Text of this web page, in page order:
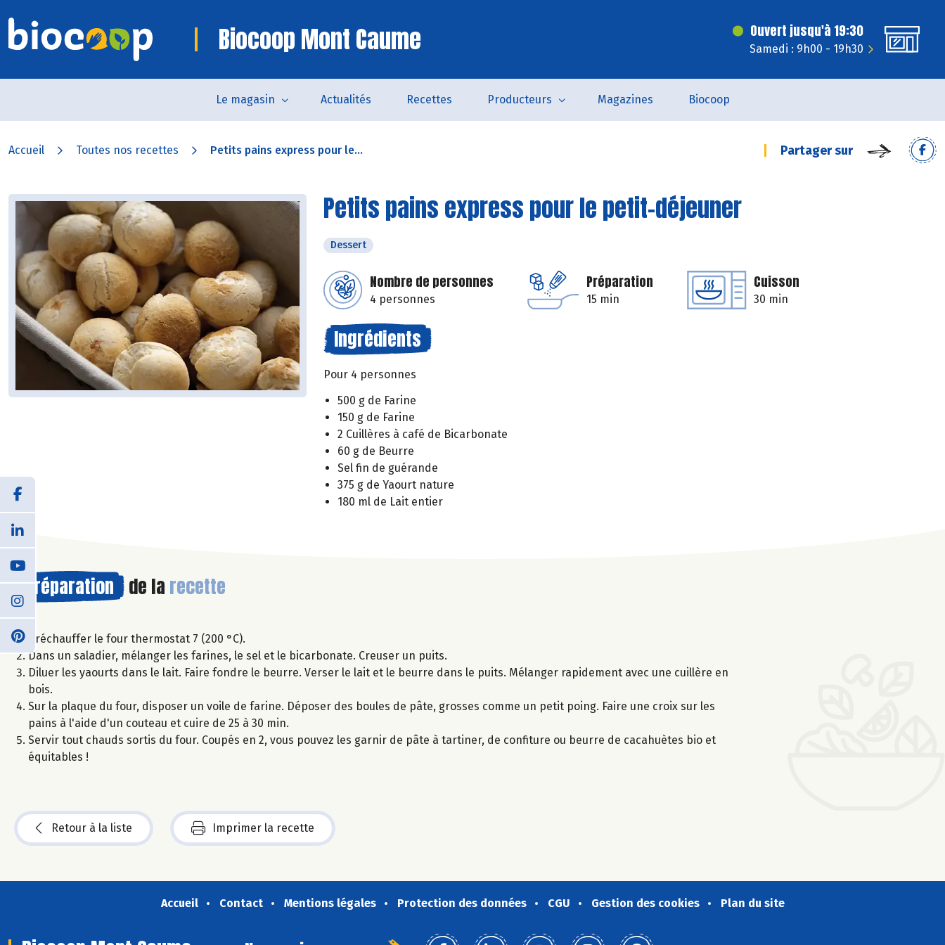
Biocoop Mont Caume Ouvert jusqu'à 19:30
Samedi : 9h00 - 19h30
Le magasin Actualités Recettes Producteurs Magazines Biocoop
Accueil Toutes nos recettes Petits pains express pour le... Partager sur
Petits pains express pour le petit-déjeuner
Dessert
Nombre de personnes
4 personnes
Préparation
15 min
Cuisson
30 min
Ingrédients
Pour 4 personnes
500 g de Farine
150 g de Farine
2 Cuillères à café de Bicarbonate
60 g de Beurre
Sel fin de guérande
375 g de Yaourt nature
180 ml de Lait entier
Préparation de la recette
Préchauffer le four thermostat 7 (200 °C).
Dans un saladier, mélanger les farines, le sel et le bicarbonate. Creuser un puits.
Diluer les yaourts dans le lait. Faire fondre le beurre. Verser le lait et le beurre dans le puits. Mélanger rapidement avec une cuillère en
bois.
Sur la plaque du four, disposer un voile de farine. Déposer des boules de pâte, grosses comme un petit poing. Faire une croix sur les
pains à l'aide d'un couteau et cuire de 25 à 30 min.
Servir tout chauds sortis du four. Coupés en 2, vous pouvez les garnir de pâte à tartiner, de confiture ou beurre de cacahuètes bio et
équitables !
Retour à la liste Imprimer la recette
Accueil Contact Mentions légales Protection des données CGU Gestion des cookies Plan du site